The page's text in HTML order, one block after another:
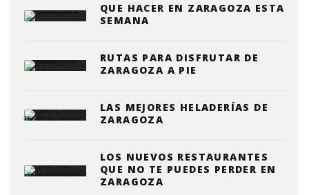
QUE HACER EN ZARAGOZA ESTA
SEMANA
RUTAS PARA DISFRUTAR DE
ZARAGOZA A PIE
LAS MEJORES HELADERÍAS DE
ZARAGOZA
LOS NUEVOS RESTAURANTES
QUE NO TE PUEDES PERDER EN
ZARAGOZA